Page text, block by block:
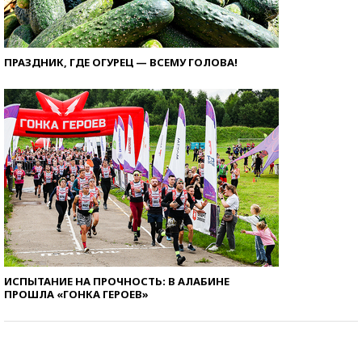
ПРАЗДНИК, ГДЕ ОГУРЕЦ — ВСЕМУ ГОЛОВА!
ИСПЫТАНИЕ НА ПРОЧНОСТЬ: В АЛАБИНЕ
ПРОШЛА «ГОНКА ГЕРОЕВ»